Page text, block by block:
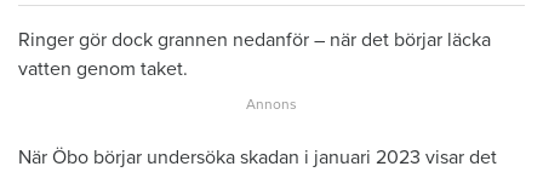
Ringer gör dock grannen nedanför – när det börjar läcka
vatten genom taket.
När Öbo börjar undersöka skadan i januari 2023 visar det